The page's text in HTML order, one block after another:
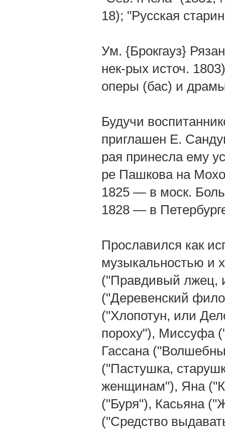
18); "Русская
Ум. {Брокгауз}
нек-рых источ.
оперы (бас) и
Будучи
приглашен Е.
рая принесла ему
ре Пашкова на
1825 — в моск.
1828 — в
Прославился как
музыкальностью и
("Правдивый лжец,
("Деревенский
("Хлопотун, или
пороху"), Миссуфа
Гассана
("Пастушка,
женщинам"), Яна
("Буря"), Касьяна
("Средство